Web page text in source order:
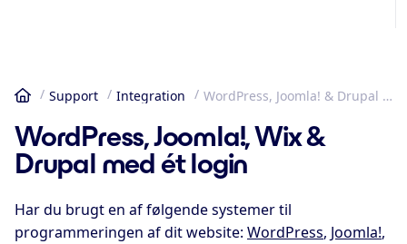
Hjem
Support Integration WordPress, Joomla! & Drupal single sign-on
WordPress, Joomla!, Wix &
Drupal med ét login
Har du brugt en af følgende systemer til
programmeringen af dit website: WordPress, Joomla!,